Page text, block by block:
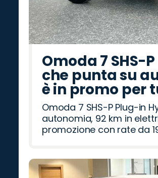
Omoda 7 SHS-
che punta su
è in promo per
Omoda 7 SHS-P Plug-in
autonomia, 92 km in
promozione con rate da